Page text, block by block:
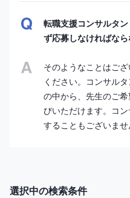
転職支援コンサルタ
ず応募しなければなら
そのようなことはご
ください。コンサル
の中から、先生のご
びいただけます。コ
することもございませ
選択中の検索条件